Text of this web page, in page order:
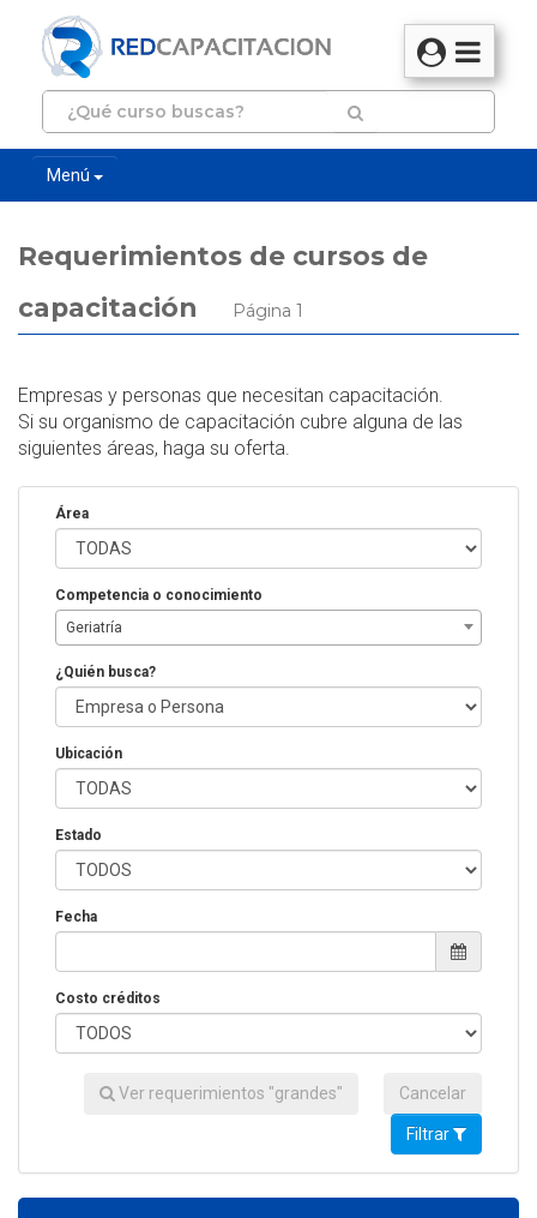
Menú
Requerimientos de cursos de
capacitación
Página 1
Empresas y personas que necesitan capacitación.
Si su organismo de capacitación cubre alguna de las
siguientes áreas, haga su oferta.
Área
Competencia o conocimiento
Geriatría
¿Quién busca?
Ubicación
Estado
Fecha
Costo créditos
Ver requerimientos "grandes" Cancelar
Filtrar